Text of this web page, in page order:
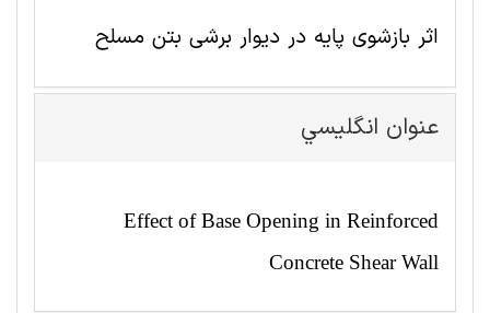
اثر بازشوی پایه در دیوار برشی بتن مسلح
عنوان انگليسي
Effect of Base Opening in Reinforced
Concrete Shear Wall